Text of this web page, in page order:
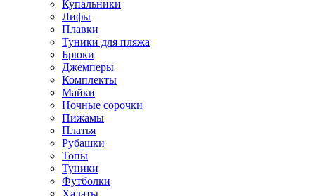
Купальники
Лифы
Плавки
Туники для пляжа
Брюки
Джемперы
Комплекты
Майки
Ночные сорочки
Пижамы
Платья
Рубашки
Топы
Туники
Футболки
Халаты